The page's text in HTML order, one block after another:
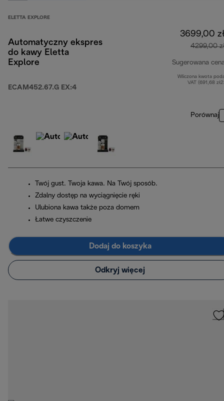
ELETTA EXPLORE
Automatyczny ekspres
do kawy Eletta
Explore
ECAM452.67.G EX:4
3699,00
4299,00
Sugerowana
Wliczona kwota
VAT (691,68
Porównaj
Twój gust. Twoja kawa. Na Twój sposób.
Zdalny dostęp na wyciągnięcie ręki
Ulubiona kawa także poza domem
Łatwe czyszczenie
Dodaj do koszyka
Odkryj więcej